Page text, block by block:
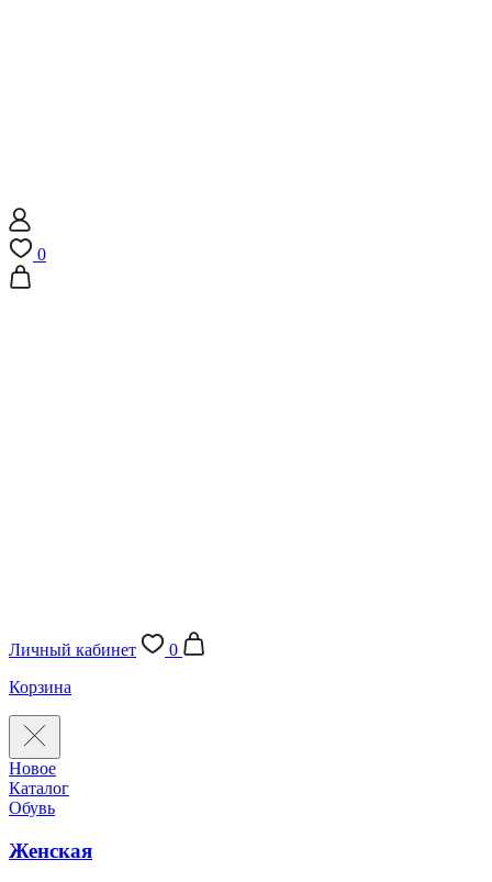
0
Личный кабинет
0
Корзина
Новое
Каталог
Обувь
Женская